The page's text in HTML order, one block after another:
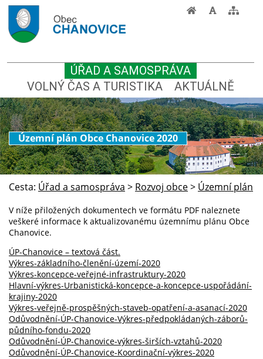
ÚŘAD A SAMOSPRÁVA
VOLNÝ ČAS A TURISTIKA
AKTUÁLNĚ
Územní plán Obce Chanovice 2020
Cesta: Úřad a samospráva > Rozvoj obce> Územní plán
V níže přiložených dokumentech ve formátu PDF naleznete
veškeré informace k aktualizovanému územnímu plánu Obce
Chanovice.
ÚP-Chanovice – textová část.
Výkres-základního-členění-území-2020
Výkres-koncepce-veřejné-infrastruktury-2020
Hlavní-výkres-Urbanistická-koncepce-a-koncepce-uspořádání-
krajiny-2020
Výkres-veřejně-prospěšných-staveb-opatření-a-asanací-2020
Odůvodnění-ÚP-Chanovice-Výkres-předpokládaných-záborů-
půdního-fondu-2020
Odůvodnění-ÚP-Chanovice-výkres-širších-vztahů-2020
Odůvodnění-ÚP-Chanovice-Koordinační-výkres-2020